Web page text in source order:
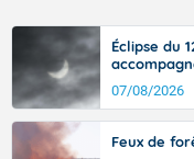
Éclipse du
07/08/2026
Feux de